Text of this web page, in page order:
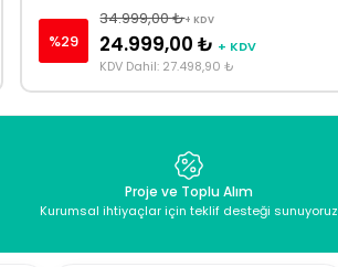
%29
34.999,00 ₺+ KDV
24.999,00 ₺ + KDV
KDV Dahil: 27.498,90 ₺
Proje ve Toplu Alım
Kurumsal ihtiyaçlar için teklif desteği sunuyoruz